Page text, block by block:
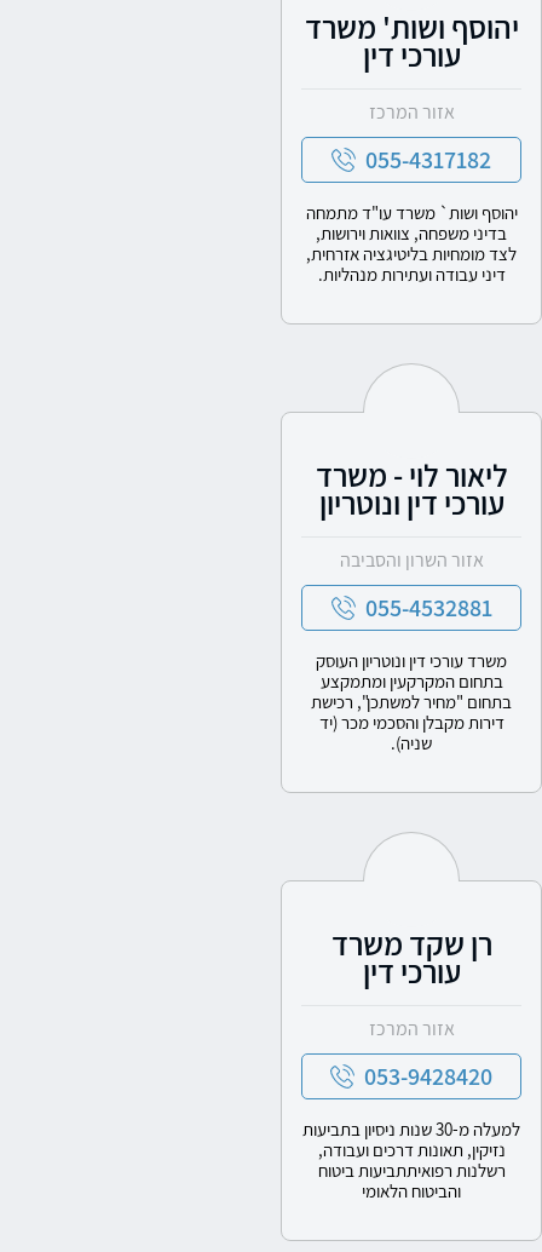
יהוסף ושות' משרד
עורכי דין
אזור המרכז
055-4317182
יהוסף ושות` משרד עו"ד מתמחה
בדיני משפחה, צוואות וירושות,
לצד מומחיות בליטיגציה אזרחית,
דיני עבודה ועתירות מנהליות.
ליאור לוי - משרד
עורכי דין ונוטריון
אזור השרון והסביבה
055-4532881
משרד עורכי דין ונוטריון העוסק
בתחום המקרקעין ומתמקצע
בתחום "מחיר למשתכן", רכישת
דירות מקבלן והסכמי מכר (יד
שניה).
רן שקד משרד
עורכי דין
אזור המרכז
053-9428420
למעלה מ-30 שנות ניסיון בתביעות
נזיקין, תאונות דרכים ועבודה,
רשלנות רפואיתתביעות ביטוח
והביטוח הלאומי